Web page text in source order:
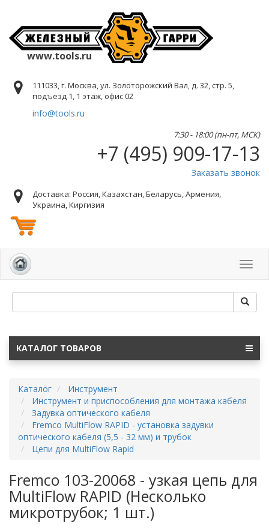
www.tools.ru
111033, г. Москва, ул. Золоторожский Вал, д. 32, стр. 5,
подъезд 1, 1 этаж, офис 02
info@tools.ru
7:30 - 18:00 (пн-пт, МСК)
+7 (495) 909-17-13
Заказать звонок
Доставка: Россия, Казахстан, Беларусь, Армения,
Украина, Киргизия
КАТАЛОГ ТОВАРОВ
Каталог
Инструмент
Инструмент и приспособления для монтажа кабеля
Задувка оптического кабеля
Fremco MultiFlow RAPID - установка задувки
оптического кабеля (5,5 - 32 мм) и трубок
Цепи для MultiFlow Rapid
Fremco 103-20068 - узкая цепь для
MultiFlow RAPID (Несколько
микротрубок; 1 шт.)